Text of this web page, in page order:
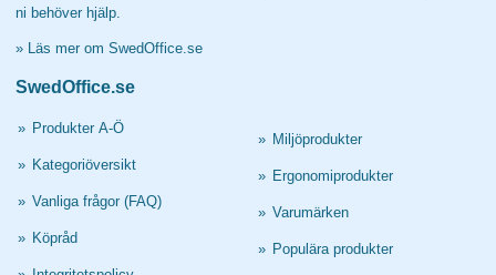
ni behöver hjälp.
» Läs mer om SwedOffice.se
SwedOffice.se
» Produkter A-Ö
» Kategoriöversikt
» Vanliga frågor (FAQ)
» Köpråd
» Miljöprodukter
» Ergonomiprodukter
» Varumärken
» Populära produkter